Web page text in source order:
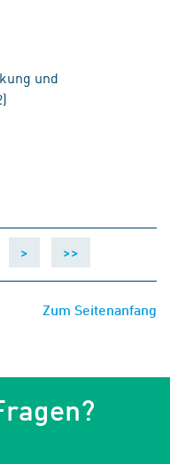
und
> >>
Zum Seitenanfang